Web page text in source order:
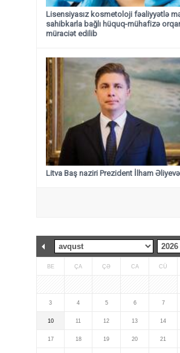
Lisensiyasız kosmetoloji fəaliyyətlə
sahibkarla bağlı hüquq-mühafizə
müraciət edilib
Litva Baş naziri Prezident İlham
BE ÇA ÇƏ CA CÜ
3 4 5 6 7
10 11 12 13 14
17 18 19 20 21